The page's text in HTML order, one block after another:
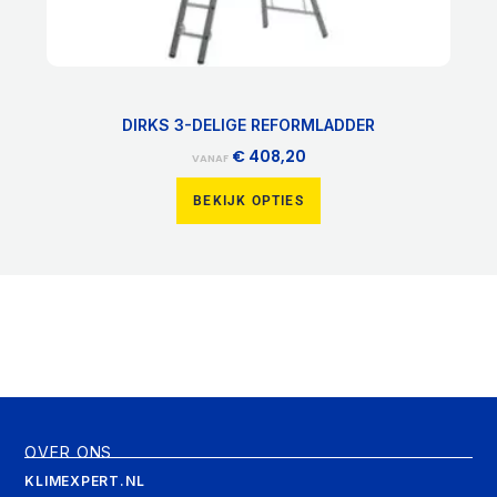
DIRKS 3-DELIGE REFORMLADDER
VANAF €408,20
BEKIJK OPTIES
OVER ONS
KLIMEXPERT.NL